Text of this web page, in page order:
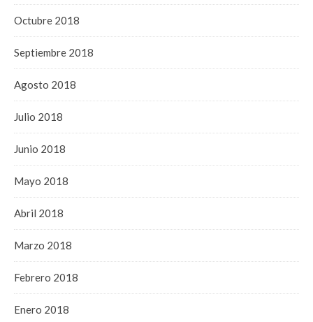
Octubre 2018
Septiembre 2018
Agosto 2018
Julio 2018
Junio 2018
Mayo 2018
Abril 2018
Marzo 2018
Febrero 2018
Enero 2018